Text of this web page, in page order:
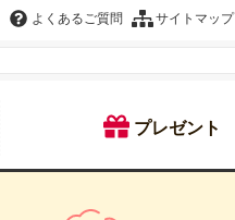
よくあるご質問 サイトマップ
プレゼント